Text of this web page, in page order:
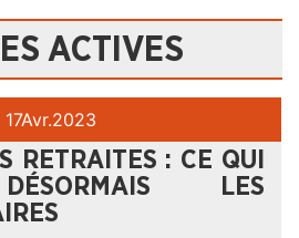
ACTIVES
17Avr.2023
RETRAITES : CE QUI
LES